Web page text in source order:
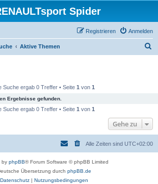
Spider
Anmelden
Registrieren
Aktive Themen
Suche ergab 0 Treffer • Seite 1 von 1
Ergebnisse gefunden.
Suche ergab 0 Treffer • Seite 1 von 1
Gehe zu
Alle Zeiten sind UTC+02:00
by phpBB® Forum Software © phpBB Limited
Übersetzung durch phpBB.de
Datenschutz| Nutzungsbedingungen